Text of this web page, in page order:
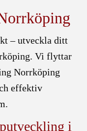
– utveckla ditt
Vi flyttar
Norrköping
effektiv
i